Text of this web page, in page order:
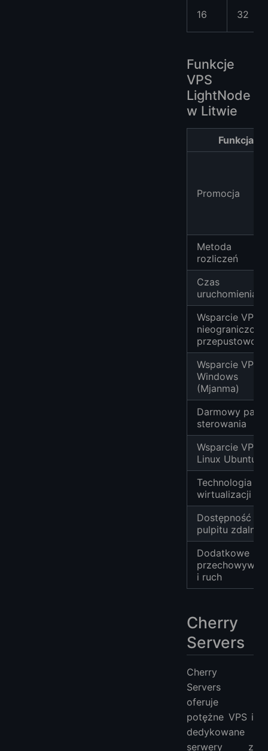
16 32
Funkcje
VPS
LightNode
w Litwie
Funkcja
Promocja
Metoda
rozliczeń
Czas
uruchomienia
Wsparcie VPS z
nieograniczoną
Wsparcie VPS
Windows
(Mjanma)
Darmowy panel
sterowania
Wsparcie VPS
Linux Ubuntu
Technologia
wirtualizacji
Dostępność
pulpitu
Dodatkowe
i ruch
Cherry
Servers
Cherry
Servers
oferuje
potężne VPS i
dedykowane
serwery z